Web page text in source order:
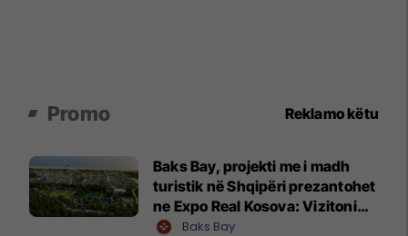
Promo Reklamo këtu
Baks Bay, projekti me i madh
turistik në Shqipëri prezantohet
ne Expo Real Kosova: Vizitoni
shtandin dhe zbuloni
Baks Bay